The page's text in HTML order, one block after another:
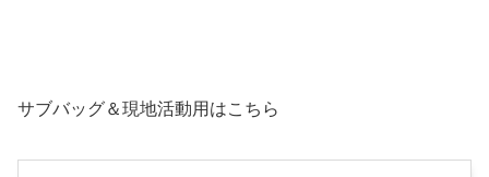
サブバッグ＆現地活動用はこちら